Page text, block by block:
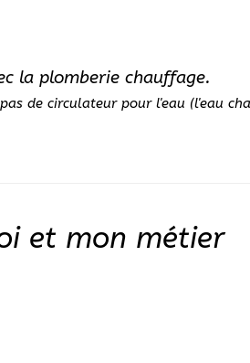
la plomberie chauffage.
de circulateur pour l'eau (l'eau
et mon métier